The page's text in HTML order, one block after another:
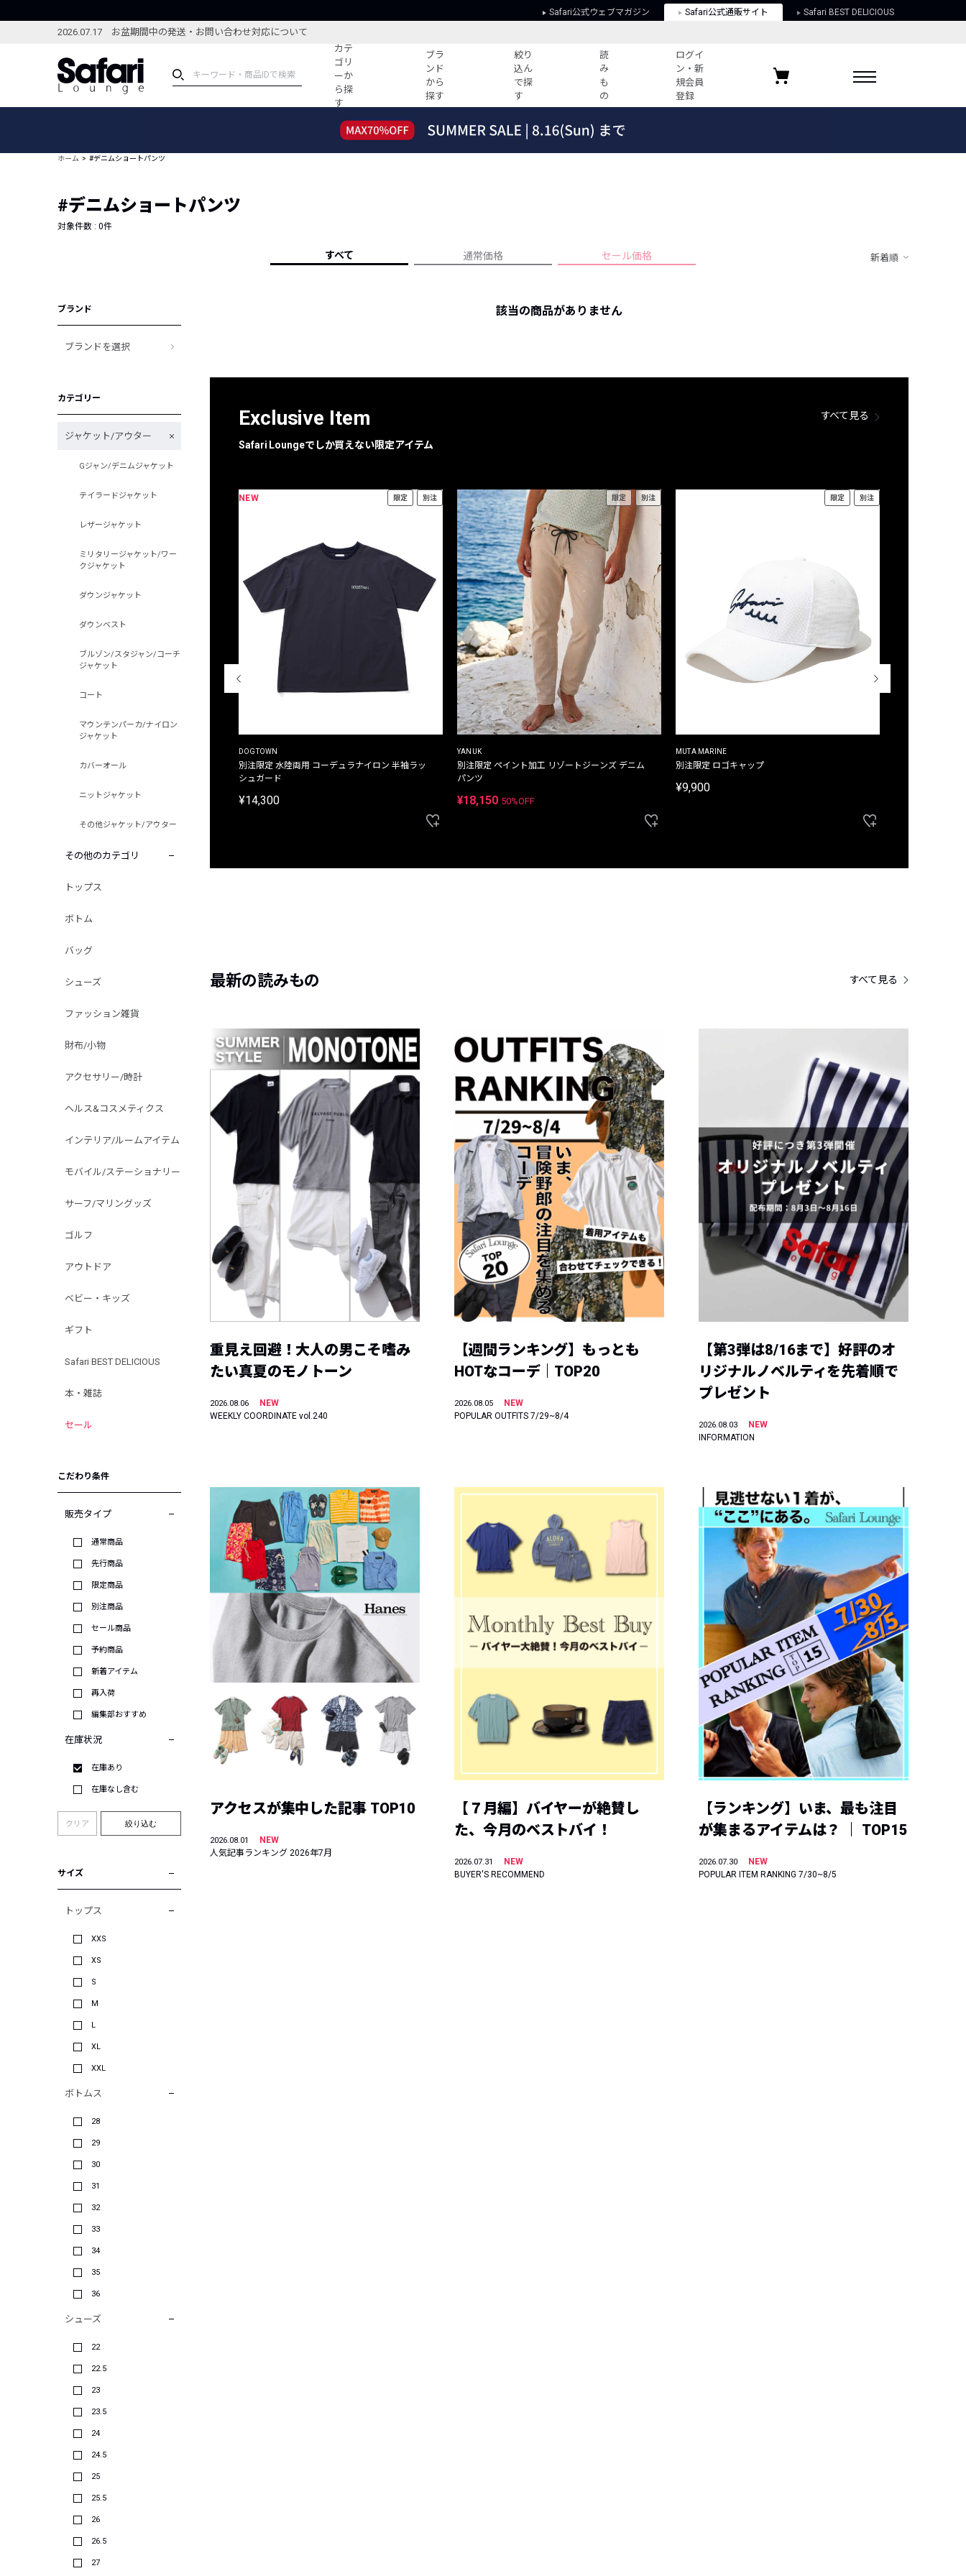
Safari公式ウェブマガジン Safari公式通販サイト Safari BEST DELICIOUS
2026.07.17 お盆期間中の発送・お問い合わせ対応について
カテ
ゴリ
ーか
ら探
す
ブラ
ンド
から
探す
絞り
込ん
で探
す
読
み
も
の
ログイ
ン・新
規会員
登録
ブランドから探す
新着アイテム
編集部のおすすめアイテム
コーディネート
すべての記事
人気記事ランキング
フォーカスブランド
プライバシーポリシー
お気に入りブランド
ホーム #デニムショートパンツ
#デニムショートパンツ
対象件数 : 0件
すべて 通常価格 セール価格 新着順
ブランド
ブランドを選択
カテゴリー
ジャケット/アウター
Gジャン/デニムジャケット
テイラードジャケット
レザージャケット
ミリタリージャケット/ワー
クジャケット
ダウンジャケット
ダウンベスト
ブルゾン/スタジャン/コーチ
ジャケット
コート
マウンテンパーカ/ナイロン
ジャケット
カバーオール
ニットジャケット
その他ジャケット/アウター
その他のカテゴリ
トップス
ボトム
バッグ
シューズ
ファッション雑貨
財布/小物
アクセサリー/時計
ヘルス&コスメティクス
インテリア/ルームアイテム
モバイル/ステーショナリー
サーフ/マリングッズ
ゴルフ
アウトドア
ベビー・キッズ
ギフト
Safari BEST DELICIOUS
本・雑誌
セール
こだわり条件
販売タイプ
通常商品
先行商品
限定商品
別注商品
セール商品
予約商品
新着アイテム
再入荷
編集部おすすめ
在庫状況
在庫あり
在庫なし含む
クリア 絞り込む
サイズ
トップス
XXS
XS
S
M
L
XL
XXL
ボトムス
28
29
30
31
32
33
34
35
36
シューズ
22
22.5
23
23.5
24
24.5
25
25.5
26
26.5
27
該当の商品がありません
Exclusive Item
Safari Loungeでしか買えない限定アイテム
すべて見る
別注限定 ピグメントダイ バックプリント サーフ
NEW 限定 別注
DOGTOWN
別注限定 水陸両用 コーデュラナイロン 半袖ラッ
シュガード
¥14,300
限定 別注
YANUK
別注限定 ペイント加工 リゾートジーンズ デニム
パンツ
¥18,150 50%OFF
限定 別注
MUTA MARINE
別注限定 ロゴキャップ
¥9,900
最新の読みもの すべて見る
重見え回避！大人の男こそ嗜み
たい真夏のモノトーン
2026.08.06
NEW
WEEKLY COORDINATE vol.240
【週間ランキング】もっとも
HOTなコーデ｜TOP20
2026.08.05
NEW
POPULAR OUTFITS 7/29~8/4
【第3弾は8/16まで】好評のオ
リジナルノベルティを先着順で
プレゼント
2026.08.03
NEW
INFORMATION
アクセスが集中した記事 TOP10
2026.08.01
NEW
人気記事ランキング 2026年7月
【７月編】バイヤーが絶賛し
た、今月のベストバイ！
2026.07.31
NEW
BUYER'S RECOMMEND
【ランキング】いま、最も注目
が集まるアイテムは？ ｜ TOP15
2026.07.30
NEW
POPULAR ITEM RANKING 7/30~8/5